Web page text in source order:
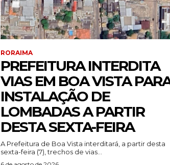
RORAIMA
PREFEITURA INTERDITA
VIAS EM BOA VISTA
INSTALAÇÃO DE
LOMBADAS A PARTIR
DESTA SEXTA-FEIRA
A Prefeitura de Boa Vista interditará, a partir desta
sexta-feira (7), trechos de vias...